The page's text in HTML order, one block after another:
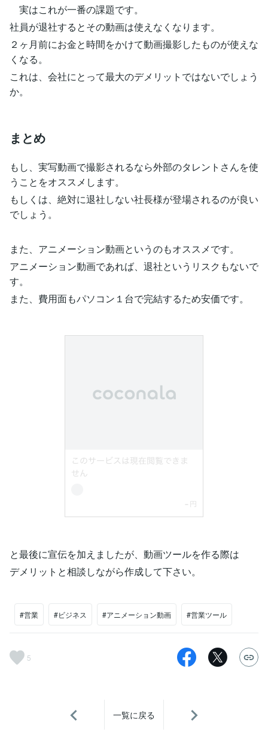
実はこれが一番の課題です。
社員が退社するとその動画は使えなくなります。
２ヶ月前にお金と時間をかけて動画撮影したものが使えな
くなる。
これは、会社にとって最大のデメリットではないでしょう
か。
まとめ
もし、実写動画で撮影されるなら外部のタレントさんを使
うことをオススメします。
もしくは、絶対に退社しない社長様が登場されるのが良い
でしょう。
また、アニメーション動画というのもオススメです。
アニメーション動画であれば、退社というリスクもないで
す。
また、費用面もパソコン１台で完結するため安価です。
と最後に宣伝を加えましたが、動画ツールを作る際は
デメリットと相談しながら作成して下さい。
#営業 #ビジネス #アニメーション動画 #営業ツール
5
一覧に戻る